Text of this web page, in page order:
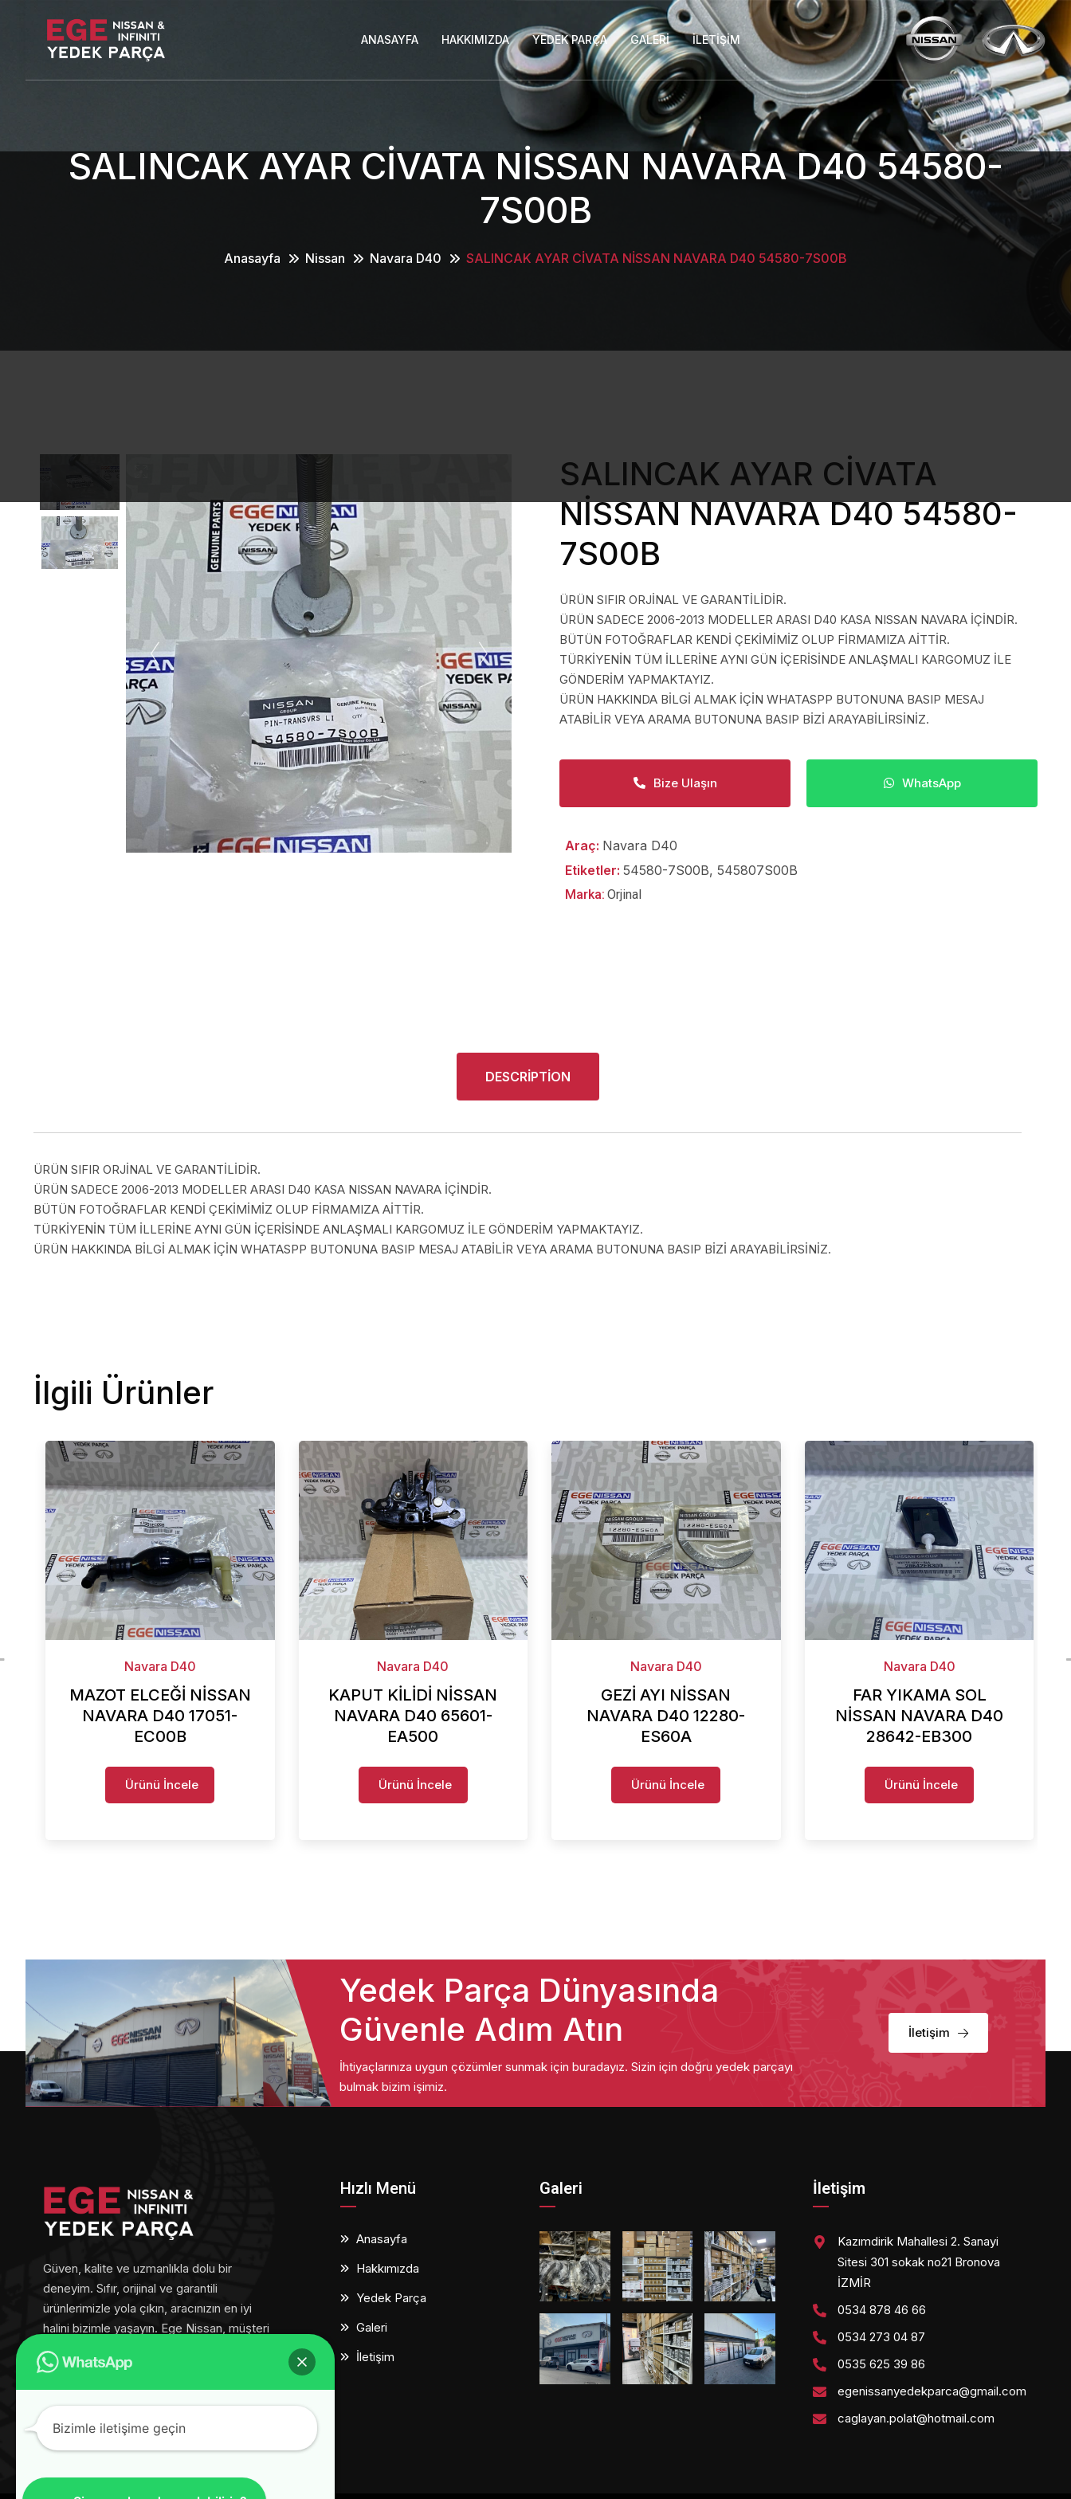
ANASAYFA HAKKIMIZDA YEDEK PARÇA GALERI İLETIŞIM
SALINCAK AYAR CİVATA NİSSAN NAVARA D40 54580-
7S00B
Anasayfa Nissan Navara D40 SALINCAK AYAR CİVATA NİSSAN NAVARA D40 54580-7S00B
SALINCAK AYAR CİVATA
NİSSAN NAVARA D40 54580-
7S00B
ÜRÜN SIFIR ORJİNAL VE GARANTİLİDİR.
ÜRÜN SADECE 2006-2013 MODELLER ARASI D40 KASA NISSAN NAVARA İÇİNDİR.
BÜTÜN FOTOĞRAFLAR KENDİ ÇEKİMİMİZ OLUP FİRMAMIZA AİTTİR.
TÜRKİYENİN TÜM İLLERİNE AYNI GÜN İÇERİSİNDE ANLAŞMALI KARGOMUZ İLE
GÖNDERİM YAPMAKTAYIZ.
ÜRÜN HAKKINDA BİLGİ ALMAK İÇİN WHATASPP BUTONUNA BASIP MESAJ
ATABİLİR VEYA ARAMA BUTONUNA BASIP BİZİ ARAYABİLİRSİNİZ.
Bize Ulaşın WhatsApp
Araç: Navara D40
Etiketler: 54580-7S00B, 545807S00B
Marka: Orjinal
DESCRIPTION
ÜRÜN SIFIR ORJİNAL VE GARANTİLİDİR.
ÜRÜN SADECE 2006-2013 MODELLER ARASI D40 KASA NISSAN NAVARA İÇİNDİR.
BÜTÜN FOTOĞRAFLAR KENDİ ÇEKİMİMİZ OLUP FİRMAMIZA AİTTİR.
TÜRKİYENİN TÜM İLLERİNE AYNI GÜN İÇERİSİNDE ANLAŞMALI KARGOMUZ İLE GÖNDERİM YAPMAKTAYIZ.
ÜRÜN HAKKINDA BİLGİ ALMAK İÇİN WHATASPP BUTONUNA BASIP MESAJ ATABİLİR VEYA ARAMA BUTONUNA BASIP BİZİ ARAYABİLİRSİNİZ.
İlgili Ürünler
Navara D40
MAZOT ELCEĞİ NİSSAN
NAVARA D40 17051-
EC00B
Ürünü İncele
Navara D40
KAPUT KİLİDİ NİSSAN
NAVARA D40 65601-
EA500
Ürünü İncele
Navara D40
GEZİ AYI NİSSAN
NAVARA D40 12280-
ES60A
Ürünü İncele
Navara D40
FAR YIKAMA SOL
NİSSAN NAVARA D40
28642-EB300
Ürünü İncele
Yedek Parça Dünyasında
Güvenle Adım Atın
İhtiyaçlarınıza uygun çözümler sunmak için buradayız. Sizin için doğru yedek parçayı
bulmak bizim işimiz.
İletişim
Güven, kalite ve uzmanlıkla dolu bir
deneyim. Sıfır, orijinal ve garantili
ürünlerimizle yola çıkın, aracınızın en iyi
halini bizimle yaşayın. Ege Nissan, müşteri
memnuniyetini her adımda ön planda
tutar.
Hızlı Menü
Anasayfa
Hakkımızda
Yedek Parça
Galeri
İletişim
Galeri İletişim
Kazımdirik Mahallesi 2. Sanayi
Sitesi 301 sokak no21 Bronova
İZMİR
0534 878 46 66
0534 273 04 87
0535 625 39 86
egenissanyedekparca@gmail.com
caglayan.polat@hotmail.com
Bizimle iletişime geçin